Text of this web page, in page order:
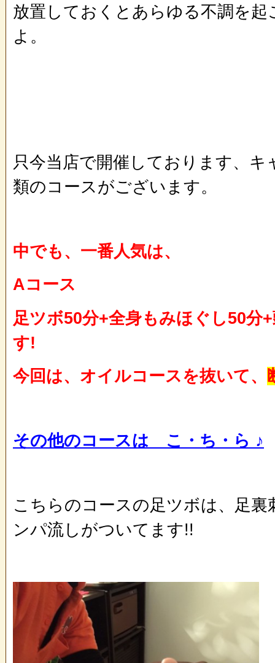
放置しておくとあらゆる不調を
よ。
只今当店で開催しております、キ
類のコースがございます。
中でも、一番人気は、
Aコース
足ツボ50分+全身もみほぐし50分
す!
今回は、オイルコースを抜いて、
その他のコースは こ・ち・ら ♪
こちらのコースの足ツボは、足裏
ンパ流しがついてます!!